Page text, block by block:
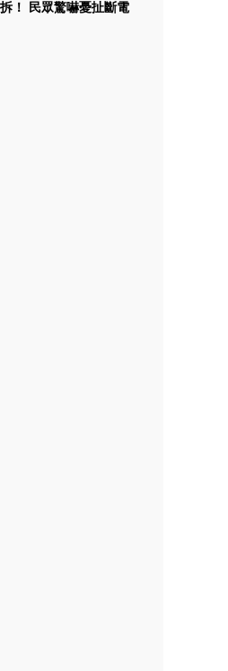
！ 民眾驚嚇憂扯斷電